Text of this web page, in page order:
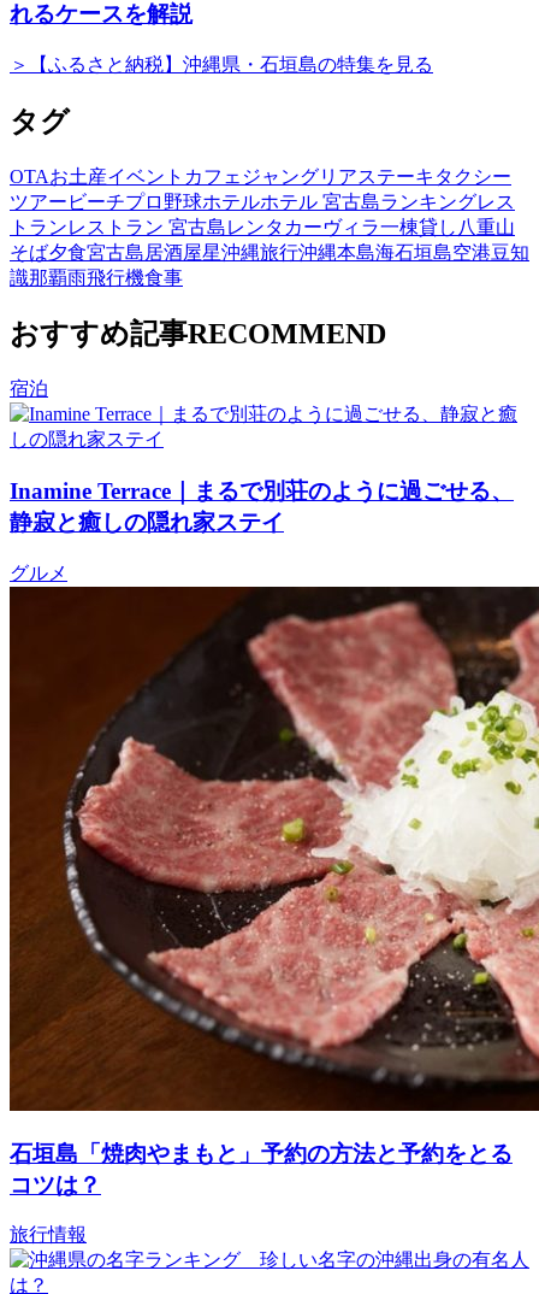
れるケースを解説
＞【ふるさと納税】沖縄県・石垣島の特集を見る
タグ
OTAお土産イベント カフェ ジャングリアステーキ タクシー
ツアー ビーチプロ野球ホテルホテル 宮古島ランキングレス
トランレストラン 宮古島レンタカーヴィラ一棟貸し 八重山
そば夕食宮古島居酒屋星沖縄旅行沖縄本島海石垣島空港豆知
識那覇雨飛行機食事
おすすめ記事RECOMMEND
宿泊
Inamine Terrace｜まるで別荘のように過ごせる、
静寂と癒しの隠れ家ステイ
グルメ
石垣島「焼肉やまもと」予約の方法と予約をとる
コツは？
旅行情報